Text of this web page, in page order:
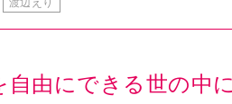
女性劇作家たちが集まって、そ